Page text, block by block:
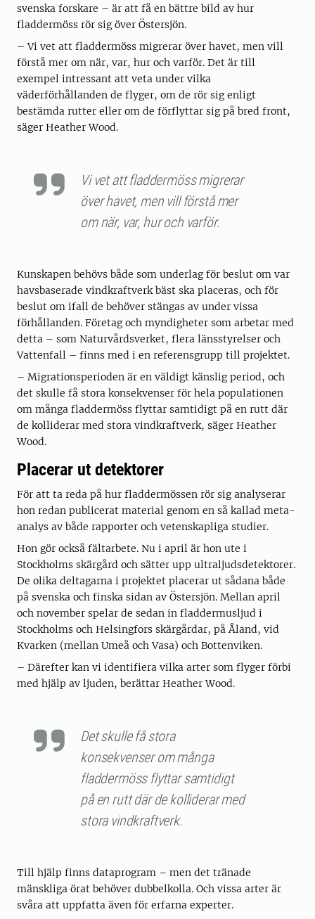
svenska forskare – är att få en bättre bild av hur
fladdermöss rör sig över Östersjön.
– Vi vet att fladdermöss migrerar över havet, men vill
förstå mer om när, var, hur och varför. Det är till
exempel intressant att veta under vilka
väderförhållanden de flyger, om de rör sig enligt
bestämda rutter eller om de förflyttar sig på bred front,
säger Heather Wood.
Vi vet att fladdermöss migrerar
över havet, men vill förstå mer
om när, var, hur och varför.
Kunskapen behövs både som underlag för beslut om var
havsbaserade vindkraftverk bäst ska placeras, och för
beslut om ifall de behöver stängas av under vissa
förhållanden. Företag och myndigheter som arbetar med
detta – som Naturvårdsverket, flera länsstyrelser och
Vattenfall – finns med i en referensgrupp till projektet.
– Migrationsperioden är en väldigt känslig period, och
det skulle få stora konsekvenser för hela populationen
om många fladdermöss flyttar samtidigt på en rutt där
de kolliderar med stora vindkraftverk, säger Heather
Wood.
Placerar ut detektorer
För att ta reda på hur fladdermössen rör sig analyserar
hon redan publicerat material genom en så kallad meta-
analys av både rapporter och vetenskapliga studier.
Hon gör också fältarbete. Nu i april är hon ute i
Stockholms skärgård och sätter upp ultraljudsdetektorer.
De olika deltagarna i projektet placerar ut sådana både
på svenska och finska sidan av Östersjön. Mellan april
och november spelar de sedan in fladdermusljud i
Stockholms och Helsingfors skärgårdar, på Åland, vid
Kvarken (mellan Umeå och Vasa) och Bottenviken.
– Därefter kan vi identifiera vilka arter som flyger förbi
med hjälp av ljuden, berättar Heather Wood.
Det skulle få stora
konsekvenser om många
fladdermöss flyttar samtidigt
på en rutt där de kolliderar med
stora vindkraftverk.
Till hjälp finns dataprogram – men det tränade
mänskliga örat behöver dubbelkolla. Och vissa arter är
svåra att uppfatta även för erfarna experter.